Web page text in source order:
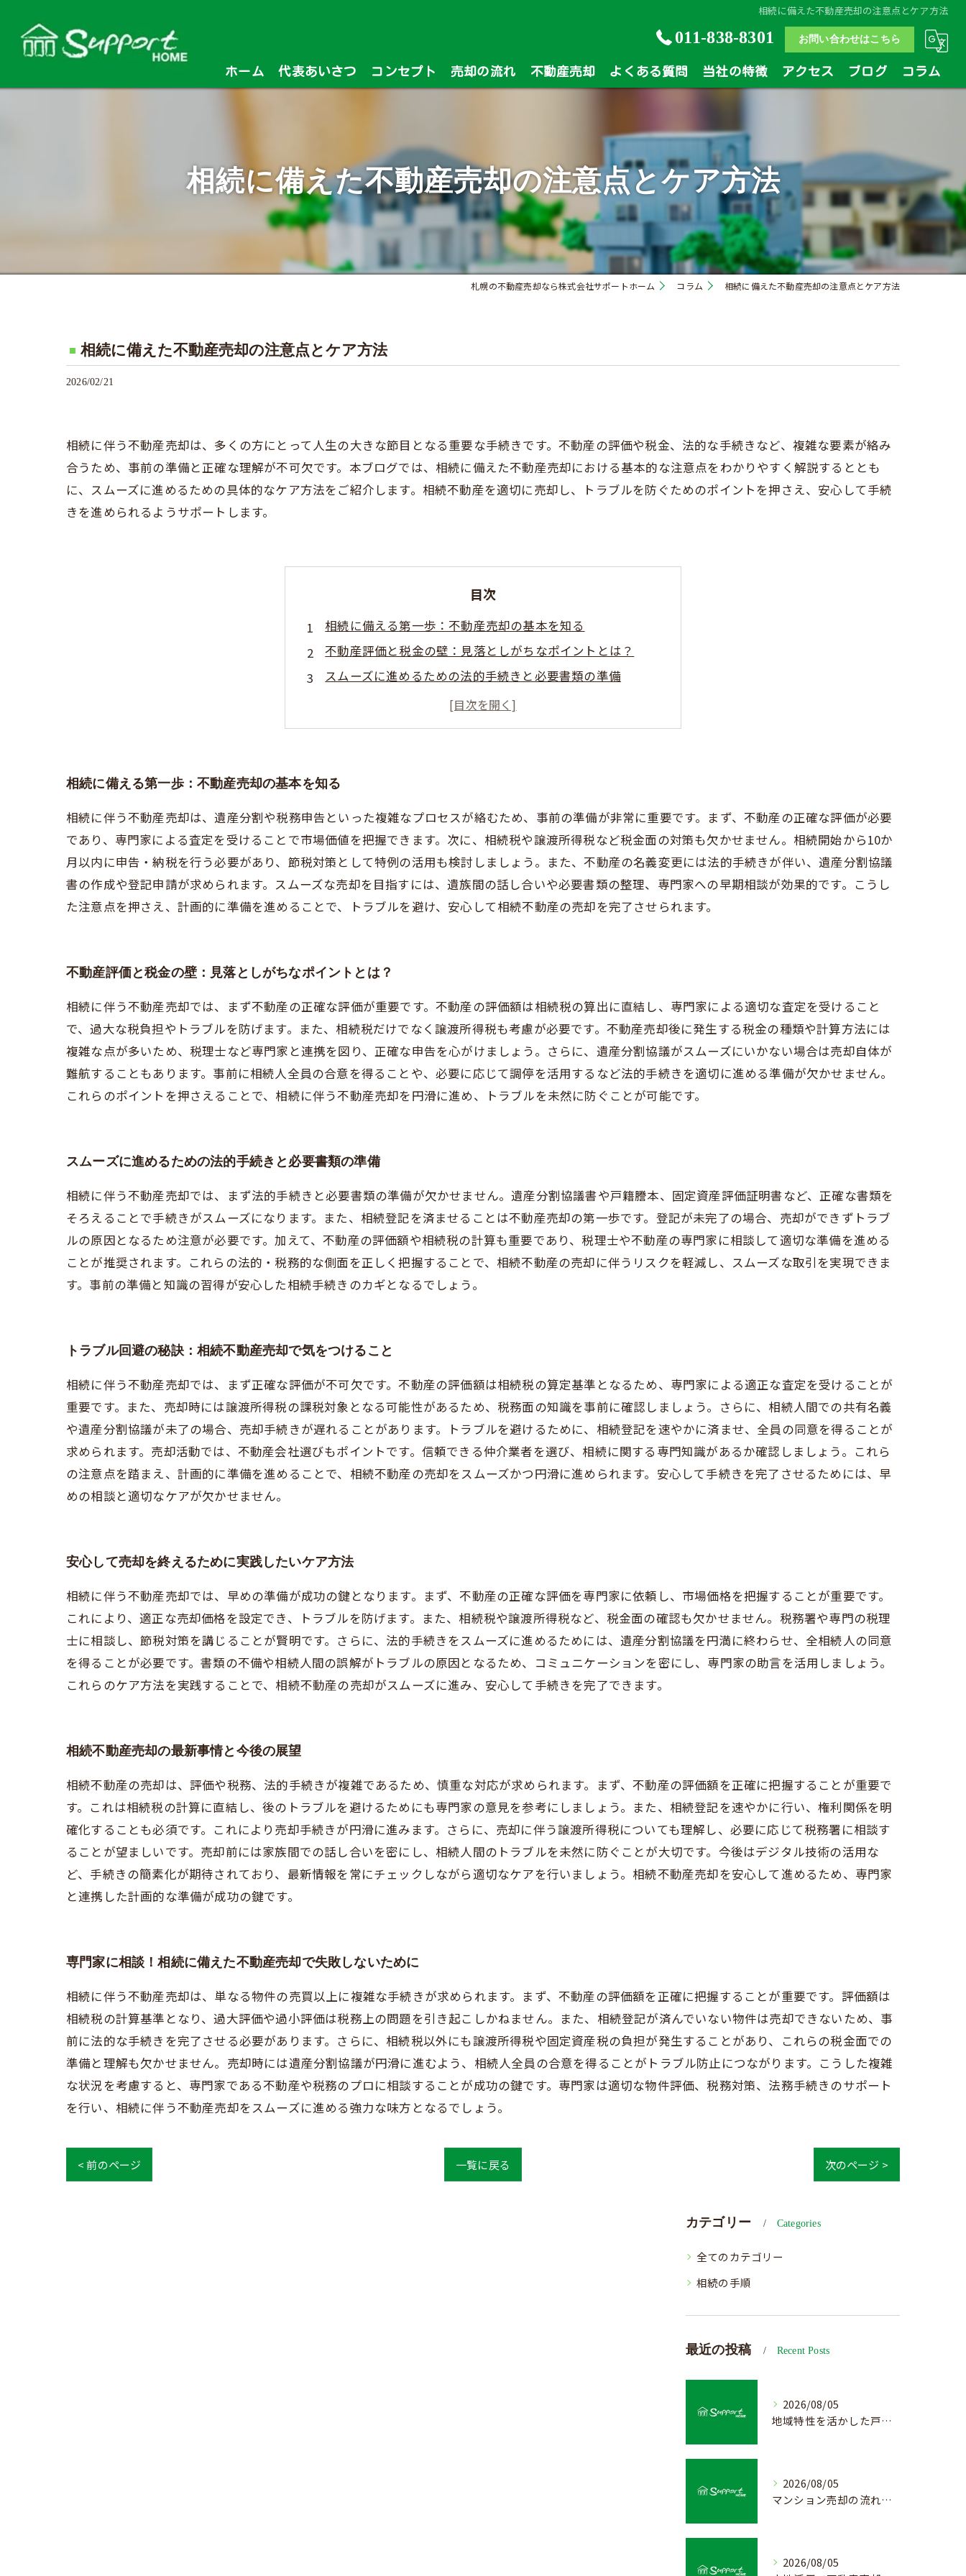
相続に備えた不動産売却の注意点とケア方法
011-838-8301 お問い合わせはこちら
ホーム 代表あいさつ コンセプト 売却の流れ 不動産売却 よくある質問 当社の特徴
戸建
マンション
相続
買い替え
アクセス ブログ コラム
相続に備えた不動産売却の注意点とケア方法
札幌の不動産売却なら株式会社サポートホーム コラム 相続に備えた不動産売却の注意点とケア方法
相続に備えた不動産売却の注意点とケア方法
2026/02/21
相続に伴う不動産売却は、多くの方にとって人生の大きな節目となる重要な手続きです。不動産の評価や税金、法的な手続きなど、複雑な要素が絡み
合うため、事前の準備と正確な理解が不可欠です。本ブログでは、相続に備えた不動産売却における基本的な注意点をわかりやすく解説するととも
に、スムーズに進めるための具体的なケア方法をご紹介します。相続不動産を適切に売却し、トラブルを防ぐためのポイントを押さえ、安心して手続
きを進められるようサポートします。
目次
相続に備える第一歩：不動産売却の基本を知る
不動産評価と税金の壁：見落としがちなポイントとは？
スムーズに進めるための法的手続きと必要書類の準備
トラブル回避の秘訣：相続不動産売却で気をつけること
安心して売却を終えるために実践したいケア方法
専門家に相談！相続に備えた不動産売却で失敗しないために
相続に備える第一歩：不動産売却の基本を知る
相続に伴う不動産売却は、遺産分割や税務申告といった複雑なプロセスが絡むため、事前の準備が非常に重要です。まず、不動産の正確な評価が必要
であり、専門家による査定を受けることで市場価値を把握できます。次に、相続税や譲渡所得税など税金面の対策も欠かせません。相続開始から10か
月以内に申告・納税を行う必要があり、節税対策として特例の活用も検討しましょう。また、不動産の名義変更には法的手続きが伴い、遺産分割協議
書の作成や登記申請が求められます。スムーズな売却を目指すには、遺族間の話し合いや必要書類の整理、専門家への早期相談が効果的です。こうし
た注意点を押さえ、計画的に準備を進めることで、トラブルを避け、安心して相続不動産の売却を完了させられます。
不動産評価と税金の壁：見落としがちなポイントとは？
相続に伴う不動産売却では、まず不動産の正確な評価が重要です。不動産の評価額は相続税の算出に直結し、専門家による適切な査定を受けること
で、過大な税負担やトラブルを防げます。また、相続税だけでなく譲渡所得税も考慮が必要です。不動産売却後に発生する税金の種類や計算方法には
複雑な点が多いため、税理士など専門家と連携を図り、正確な申告を心がけましょう。さらに、遺産分割協議がスムーズにいかない場合は売却自体が
難航することもあります。事前に相続人全員の合意を得ることや、必要に応じて調停を活用するなど法的手続きを適切に進める準備が欠かせません。
これらのポイントを押さえることで、相続に伴う不動産売却を円滑に進め、トラブルを未然に防ぐことが可能です。
スムーズに進めるための法的手続きと必要書類の準備
相続に伴う不動産売却では、まず法的手続きと必要書類の準備が欠かせません。遺産分割協議書や戸籍謄本、固定資産評価証明書など、正確な書類を
そろえることで手続きがスムーズになります。また、相続登記を済ませることは不動産売却の第一歩です。登記が未完了の場合、売却ができずトラブ
ルの原因となるため注意が必要です。加えて、不動産の評価額や相続税の計算も重要であり、税理士や不動産の専門家に相談して適切な準備を進める
ことが推奨されます。これらの法的・税務的な側面を正しく把握することで、相続不動産の売却に伴うリスクを軽減し、スムーズな取引を実現できま
す。事前の準備と知識の習得が安心した相続手続きのカギとなるでしょう。
トラブル回避の秘訣：相続不動産売却で気をつけること
相続に伴う不動産売却では、まず正確な評価が不可欠です。不動産の評価額は相続税の算定基準となるため、専門家による適正な査定を受けることが
重要です。また、売却時には譲渡所得税の課税対象となる可能性があるため、税務面の知識を事前に確認しましょう。さらに、相続人間での共有名義
や遺産分割協議が未了の場合、売却手続きが遅れることがあります。トラブルを避けるために、相続登記を速やかに済ませ、全員の同意を得ることが
求められます。売却活動では、不動産会社選びもポイントです。信頼できる仲介業者を選び、相続に関する専門知識があるか確認しましょう。これら
の注意点を踏まえ、計画的に準備を進めることで、相続不動産の売却をスムーズかつ円滑に進められます。安心して手続きを完了させるためには、早
めの相談と適切なケアが欠かせません。
安心して売却を終えるために実践したいケア方法
相続に伴う不動産売却では、早めの準備が成功の鍵となります。まず、不動産の正確な評価を専門家に依頼し、市場価格を把握することが重要です。
これにより、適正な売却価格を設定でき、トラブルを防げます。また、相続税や譲渡所得税など、税金面の確認も欠かせません。税務署や専門の税理
士に相談し、節税対策を講じることが賢明です。さらに、法的手続きをスムーズに進めるためには、遺産分割協議を円満に終わらせ、全相続人の同意
を得ることが必要です。書類の不備や相続人間の誤解がトラブルの原因となるため、コミュニケーションを密にし、専門家の助言を活用しましょう。
これらのケア方法を実践することで、相続不動産の売却がスムーズに進み、安心して手続きを完了できます。
相続不動産売却の最新事情と今後の展望
相続不動産の売却は、評価や税務、法的手続きが複雑であるため、慎重な対応が求められます。まず、不動産の評価額を正確に把握することが重要で
す。これは相続税の計算に直結し、後のトラブルを避けるためにも専門家の意見を参考にしましょう。また、相続登記を速やかに行い、権利関係を明
確化することも必須です。これにより売却手続きが円滑に進みます。さらに、売却に伴う譲渡所得税についても理解し、必要に応じて税務署に相談す
ることが望ましいです。売却前には家族間での話し合いを密にし、相続人間のトラブルを未然に防ぐことが大切です。今後はデジタル技術の活用な
ど、手続きの簡素化が期待されており、最新情報を常にチェックしながら適切なケアを行いましょう。相続不動産売却を安心して進めるため、専門家
と連携した計画的な準備が成功の鍵です。
専門家に相談！相続に備えた不動産売却で失敗しないために
相続に伴う不動産売却は、単なる物件の売買以上に複雑な手続きが求められます。まず、不動産の評価額を正確に把握することが重要です。評価額は
相続税の計算基準となり、過大評価や過小評価は税務上の問題を引き起こしかねません。また、相続登記が済んでいない物件は売却できないため、事
前に法的な手続きを完了させる必要があります。さらに、相続税以外にも譲渡所得税や固定資産税の負担が発生することがあり、これらの税金面での
準備と理解も欠かせません。売却時には遺産分割協議が円滑に進むよう、相続人全員の合意を得ることがトラブル防止につながります。こうした複雑
な状況を考慮すると、専門家である不動産や税務のプロに相談することが成功の鍵です。専門家は適切な物件評価、税務対策、法務手続きのサポート
を行い、相続に伴う不動産売却をスムーズに進める強力な味方となるでしょう。
< 前のページ 一覧に戻る 次のページ >
カテゴリー Categories
全てのカテゴリー
相続の手順
最近の投稿 Recent Posts
2026/08/05
地域特性を活かした戸建て売却の最適戦略
2026/08/05
マンション売却の流れと査定のポイント解説
2026/08/05